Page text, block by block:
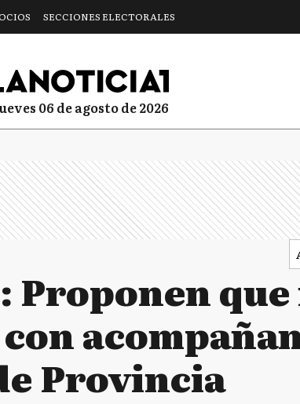
SECCIONES ELECTORALES
06 de agosto de 2026
Proponen que
Provincia